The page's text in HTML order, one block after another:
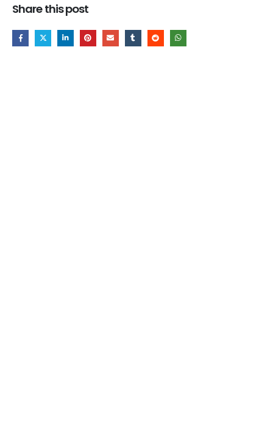
Share this post